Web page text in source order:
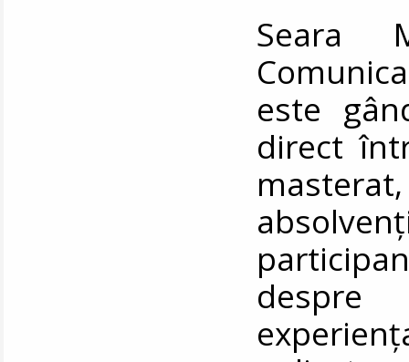
Seara
este
direct
despre